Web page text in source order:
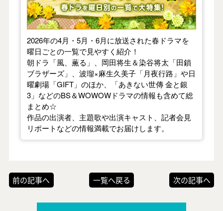
2026年の4月・5月・6月に放送された春ドラマを
曜日ごとの一覧で見やすく紹介！
朝ドラ「風、薫る」、岡田将生＆染谷将太「田鎖
ブラザーズ」、波瑠×麻生久美子「月夜行路」や日
曜劇場「GIFT」のほか、「あきない世傳 金と銀
3」などのBS＆WOWOWドラマの情報も含めて総
まとめ☆
作品の出演者、主題歌や出演キャスト、記者会見
リポートなどの情報満載でお届けします。
前の記事へ 一覧へ戻る 次の記事へ